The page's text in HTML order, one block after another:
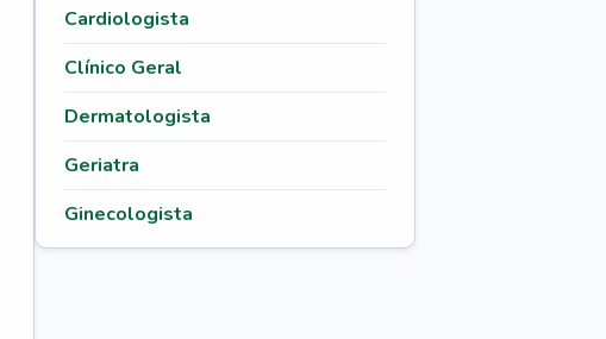
Cardiologista
Clínico Geral
Dermatologista
Geriatra
Ginecologista